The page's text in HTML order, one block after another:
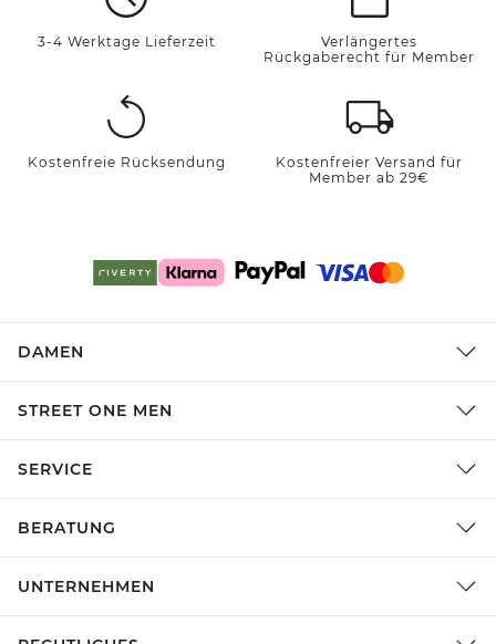
3-4 Werktage Lieferzeit
Verlängertes
Rückgaberecht für Member
Kostenfreie Rücksendung
Kostenfreier Versand für
Member ab 29€
DAMEN
STREET ONE MEN
SERVICE
BERATUNG
UNTERNEHMEN